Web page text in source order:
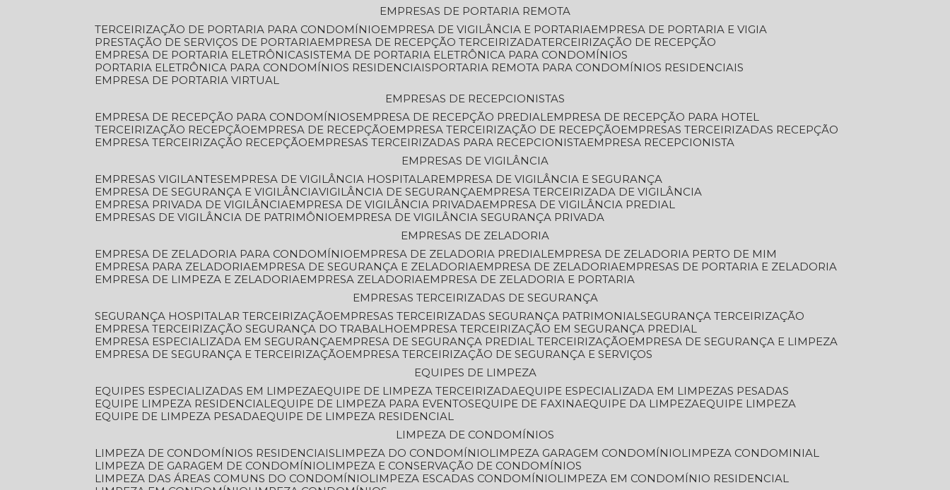
EMPRESAS DE PORTARIA REMOTA
TERCEIRIZAÇÃO DE PORTARIA PARA CONDOMÍNIO
EMPRESA DE VIGILÂNCIA E PORTARIA
EMPRESA DE PORTARIA E VIGIA
PRESTAÇÃO DE SERVIÇOS DE PORTARIA
EMPRESA DE RECEPÇÃO TERCEIRIZADA TERCEIRIZAÇÃO DE RECEPÇÃO
EMPRESA DE PORTARIA ELETRÔNICA SISTEMA DE PORTARIA ELETRÔNICA PARA CONDOMÍNIOS
PORTARIA ELETRÔNICA PARA CONDOMÍNIOS RESIDENCIAIS
PORTARIA REMOTA PARA CONDOMÍNIOS RESIDENCIAIS
EMPRESA DE PORTARIA VIRTUAL
EMPRESAS DE RECEPCIONISTAS
EMPRESA DE RECEPÇÃO PARA CONDOMÍNIOS
EMPRESA DE RECEPÇÃO PREDIAL
EMPRESA DE RECEPÇÃO PARA HOTEL
TERCEIRIZAÇÃO RECEPÇÃO
EMPRESA DE RECEPÇÃO EMPRESA TERCEIRIZAÇÃO DE RECEPÇÃO
EMPRESAS TERCEIRIZADAS RECEPÇÃO
EMPRESA TERCEIRIZAÇÃO RECEPÇÃO
EMPRESAS TERCEIRIZADAS PARA RECEPCIONISTA
EMPRESA RECEPCIONISTA
EMPRESAS DE VIGILÂNCIA
EMPRESAS VIGILANTES
EMPRESA DE VIGILÂNCIA HOSPITALAR
EMPRESA DE VIGILÂNCIA E SEGURANÇA
EMPRESA DE SEGURANÇA E VIGILÂNCIA VIGILÂNCIA DE SEGURANÇA
EMPRESA TERCEIRIZADA DE VIGILÂNCIA
EMPRESA PRIVADA DE VIGILÂNCIA
EMPRESA DE VIGILÂNCIA PRIVADA
EMPRESA DE VIGILÂNCIA PREDIAL
EMPRESAS DE VIGILÂNCIA DE PATRIMÔNIO
EMPRESA DE VIGILÂNCIA SEGURANÇA PRIVADA
EMPRESAS DE ZELADORIA
EMPRESA DE ZELADORIA PARA CONDOMÍNIO
EMPRESA DE ZELADORIA PREDIAL
EMPRESA DE ZELADORIA PERTO DE MIM
EMPRESA PARA ZELADORIA
EMPRESA DE SEGURANÇA E ZELADORIA EMPRESA DE ZELADORIA
EMPRESAS DE PORTARIA E ZELADORIA
EMPRESA DE LIMPEZA E ZELADORIA
EMPRESA ZELADORIA
EMPRESA DE ZELADORIA E PORTARIA
EMPRESAS TERCEIRIZADAS DE SEGURANÇA
SEGURANÇA HOSPITALAR TERCEIRIZAÇÃO
EMPRESAS TERCEIRIZADAS SEGURANÇA PATRIMONIAL SEGURANÇA TERCEIRIZAÇÃO
EMPRESA TERCEIRIZAÇÃO SEGURANÇA DO TRABALHO
EMPRESA TERCEIRIZAÇÃO EM SEGURANÇA PREDIAL
EMPRESA ESPECIALIZADA EM SEGURANÇA
EMPRESA DE SEGURANÇA PREDIAL TERCEIRIZAÇÃO
EMPRESA DE SEGURANÇA E LIMPEZA
EMPRESA DE SEGURANÇA E TERCEIRIZAÇÃO
EMPRESA TERCEIRIZAÇÃO DE SEGURANÇA E SERVIÇOS
EQUIPES DE LIMPEZA
EQUIPES ESPECIALIZADAS EM LIMPEZA EQUIPE DE LIMPEZA TERCEIRIZADA EQUIPE ESPECIALIZADA EM LIMPEZAS PESADAS
EQUIPE LIMPEZA RESIDENCIAL EQUIPE DE LIMPEZA PARA EVENTOS EQUIPE DE FAXINA EQUIPE DA LIMPEZA EQUIPE LIMPEZA
EQUIPE DE LIMPEZA PESADA EQUIPE DE LIMPEZA RESIDENCIAL
LIMPEZA DE CONDOMÍNIOS
LIMPEZA DE CONDOMÍNIOS RESIDENCIAIS
LIMPEZA DO CONDOMÍNIO LIMPEZA GARAGEM CONDOMÍNIO
LIMPEZA CONDOMINIAL
LIMPEZA DE GARAGEM DE CONDOMÍNIO
LIMPEZA E CONSERVAÇÃO DE CONDOMÍNIOS
LIMPEZA DAS ÁREAS COMUNS DO CONDOMÍNIO
LIMPEZA ESCADAS CONDOMÍNIO
LIMPEZA EM CONDOMÍNIO RESIDENCIAL